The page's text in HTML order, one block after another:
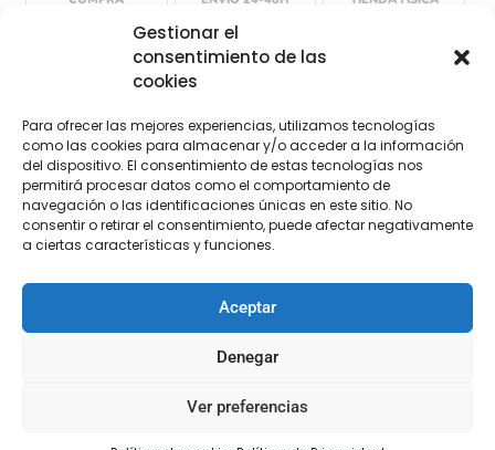
Gestionar el
consentimiento de las
cookies
Para ofrecer las mejores experiencias, utilizamos tecnologías
como las cookies para almacenar y/o acceder a la información
del dispositivo. El consentimiento de estas tecnologías nos
permitirá procesar datos como el comportamiento de
navegación o las identificaciones únicas en este sitio. No
consentir o retirar el consentimiento, puede afectar negativamente
a ciertas características y funciones.
Aceptar
Denegar
Ver preferencias
Descripción
Información adicional
Valoraciones (0)
Descripción
Puntilla de encaje de guipur, ideal para decorar todo
tipo de prendas y darle un toque único.